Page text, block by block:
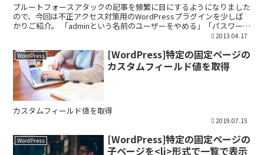
ブルートフォースアタックの記事を頻繁に目にするようになりました
ので、今回は不正アクセス対策用のWordPressプラグインを少しば
かりご紹介。 「adminという名前のユーザーをやめる」「パスワード
2013.04.17
WordPress
[WordPress]特定の固定ページの
カスタムフィールド値を取得
カスタムフィールド値を取得
2019.07.15
WordPress
[WordPress]特定の固定ページの
子ページを<li>形式で一覧で表示